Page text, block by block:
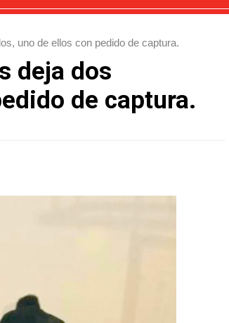
uno de ellos con pedido de captura.
deja dos
de captura.